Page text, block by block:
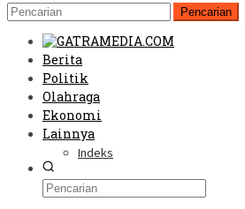
Pencarian
Berita
Politik
Olahraga
Ekonomi
Lainnya
Indeks